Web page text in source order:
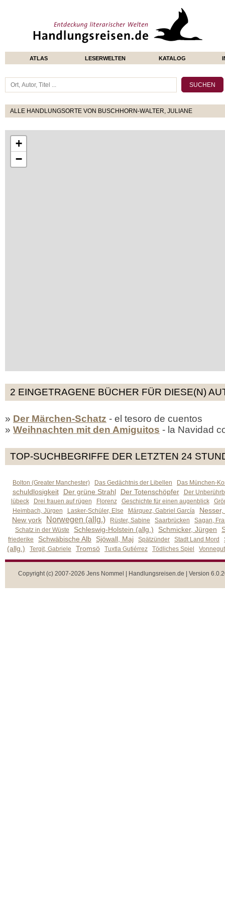
ATLAS LESERWELTEN KATALOG
ALLE HANDLUNGSORTE VON BUSCHHORN-WALTER, JULIANE
+
−
2 EINGETRAGENE BÜCHER FÜR DIESE(N)
» Der Märchen-Schatz - el tesoro de cuentos
» Weihnachten mit den Amiguitos - la Navidad
TOP-SUCHBEGRIFFE DER LETZTEN 24
Bolton (Greater Manchester) Das Gedächtnis der Libellen Das München-
schuldlosigkeit Der grüne Strahl Der Totenschöpfer
Der
lübeck
Drei frauen auf rügen Florenz Geschichte für einen augenblick
Heimbach, Jürgen
Lasker-Schüler, Else Márquez, Gabriel García
New york
Norwegen (allg.) Rüster, Sabine Saarbrücken
Sagan,
Schatz in der Wüste
Schleswig-Holstein (allg.) Schmicker, Jürgen
friederike Schwäbische Alb Sjöwall, Maj Spätzünder Stadt Land Mord
(allg.) Tergit, Gabriele Tromsö Tuxtla Gutiérrez Tödliches Spiel
Copyright (c) 2007-2026 Jens Nommel | Handlungsreisen.de | Version